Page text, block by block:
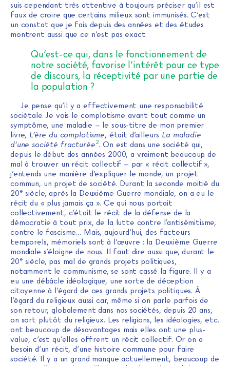
suis cependant très attentive à toujours préciser qu’il est
faux de croire que certains milieux sont immunisés. C’est
un constat que je fais depuis des années et des études
montrent aussi que ce n’est pas exact.
Qu’est-ce qui, dans le fonctionnement de
notre société, favorise l’intérêt pour ce type
de discours, la réceptivité par une partie de
la population ?
Je pense qu’il y a effectivement une responsabilité
sociétale. Je vois le complotisme avant tout comme un
symptôme, une maladie – le sous-titre de mon premier
livre, L’ère du complotisme, était d’ailleurs La maladie
d’une société fracturée2. On est dans une société qui,
depuis le début des années 2000, a vraiment beaucoup de
mal à trouver un récit collectif – par « récit collectif »,
j’entends une manière d’expliquer le monde, un projet
commun, un projet de société. Durant la seconde moitié du
20e siècle, après la Deuxième Guerre mondiale, on a eu le
récit du « plus jamais ça ». Ce qui nous portait
collectivement, c’était le récit de la défense de la
démocratie à tout prix, de la lutte contre l’antisémitisme,
contre le fascisme… Mais, aujourd’hui, des facteurs
temporels, mémoriels sont à l’œuvre : la Deuxième Guerre
mondiale s’éloigne de nous. Il faut dire aussi que, durant le
20e siècle, pas mal de grands projets politiques,
notamment le communisme, se sont cassé la figure. Il y a
eu une débâcle idéologique, une sorte de déception
citoyenne à l’égard de ces grands projets politiques. À
l’égard du religieux aussi car, même si on parle parfois de
son retour, globalement dans nos sociétés, depuis 20 ans,
on sort plutôt du religieux. Les religions, les idéologies, etc.
ont beaucoup de désavantages mais elles ont une plus-
value, c’est qu’elles offrent un récit collectif. Or on a
besoin d’un récit, d’une histoire commune pour faire
société. Il y a un grand manque actuellement, beaucoup de